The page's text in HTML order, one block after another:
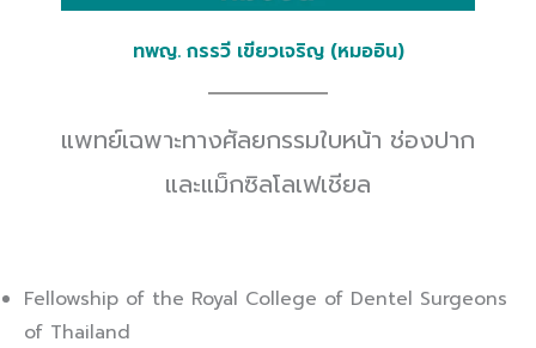
ทพญ. กรรวี เขียวเจริญ (หมออิน)
แพทย์เฉพาะทางศัลยกรรมใบหน้า ช่องปาก
และแม็กซิลโลเฟเชียล
Fellowship of the Royal College of Dentel Surgeons
of Thailand